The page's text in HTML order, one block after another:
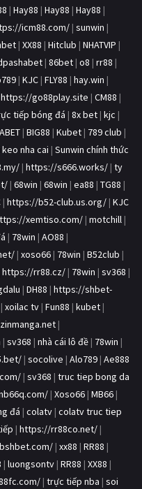
| Hay88 | Hay88 | Hay88 |
icm88.com/ | sunwin |
| XX88 | Hitclub | NHATVIP |
| 86bet | o8 | rr88 |
| KJC | FLY88 | hay.win |
https://go88play.site | CM88 |
tiếp bóng đá | 8x bet | kjc |
| BIG88 | Kubet | 789 club |
nha cai | Sunwin chính thức
| https://s666.works/ | ty
| 68win | 68win | ea88 | TG88 |
| https://b52-club.us.org/ | KJC
xemtiso.com/ | motchill |
| 78win | AO88 |
| xoso66 | 78win | B52club |
https://rr88.cz/ | 78win | sv368 |
| DH88 | https://shbet-
| xoilac tv | Fun88 | kubet |
|
| sv368 | nhà cái lô đề | 78win |
| socolive | Alo789 | Ae888
| sv368 | truc tiep bong da
| Xoso66 | MB66 |
đá | colatv | colatv truc tiep
| https://rr88co.net/ |
| xx88 | RR88 |
| luongsontv | RR88 | XX88 |
| trực tiếp nba | soi